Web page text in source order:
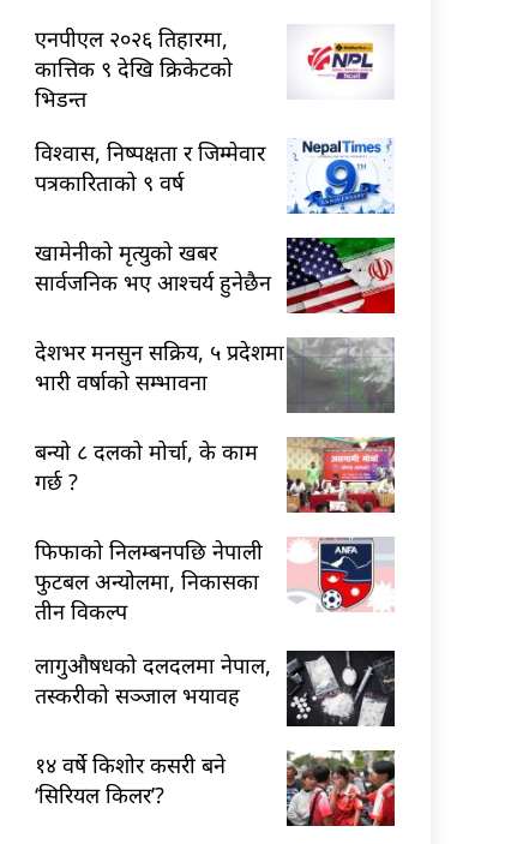
एनपीएल २०२६ तिहारमा,
कात्तिक ९ देखि क्रिकेटको
भिडन्त
विश्वास, निष्पक्षता र जिम्मेवार
पत्रकारिताको ९ वर्ष
खामेनीको मृत्युको खबर
सार्वजनिक भए आश्चर्य हुनेछैन
देशभर मनसुन सक्रिय, ५ प्रदेशमा
भारी वर्षाको सम्भावना
बन्यो ८ दलको मोर्चा, के काम
गर्छ ?
फिफाको निलम्बनपछि नेपाली
फुटबल अन्योलमा, निकासका
तीन विकल्प
लागुऔषधको दलदलमा नेपाल,
तस्करीको सञ्जाल भयावह
१४ वर्षे किशोर कसरी बने
‘सिरियल किलर’?